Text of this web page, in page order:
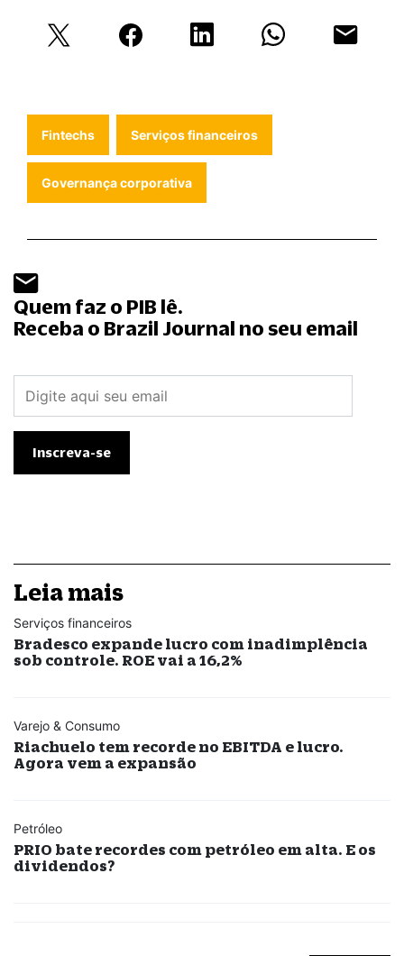
Fintechs Serviços financeiros
Governança corporativa
Quem faz o PIB lê.
Receba o Brazil Journal no seu email
Leia mais
Serviços financeiros
Bradesco expande lucro com inadimplência
sob controle. ROE vai a 16,2%
Varejo & Consumo
Riachuelo tem recorde no EBITDA e lucro.
Agora vem a expansão
Petróleo
PRIO bate recordes com petróleo em alta. E os
dividendos?